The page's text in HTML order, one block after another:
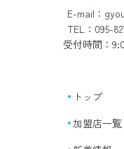
E-mail：
TEL：095-
受付時間：
トップ
加盟店一覧